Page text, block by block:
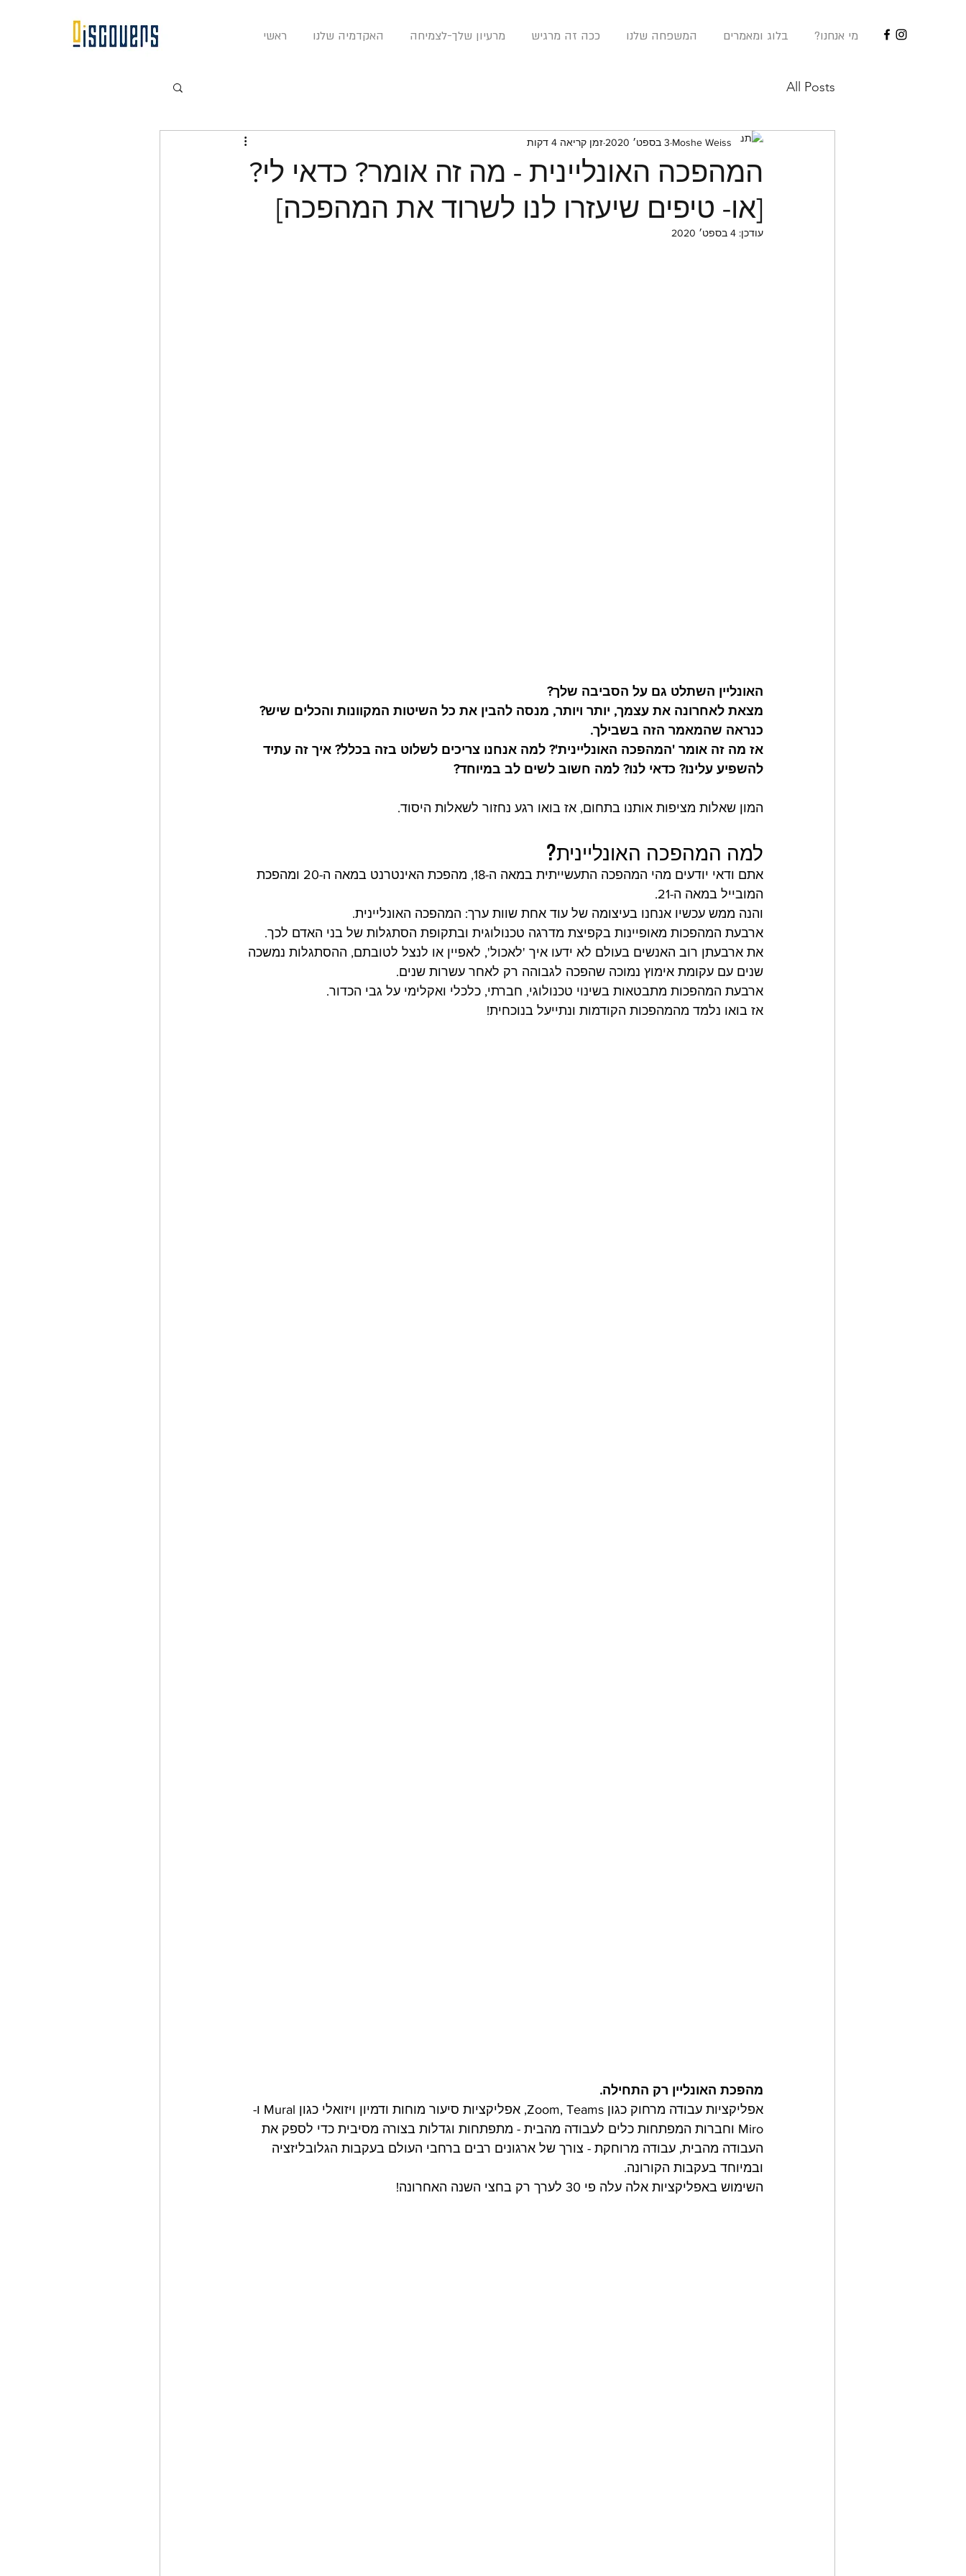
ראשי האקדמיה שלנו מרעיון שלך-לצמיחה ככה זה מרגיש המשפחה שלנו בלוג ומאמרים ?מי אנחנו
All Posts
המהפכה האונליינית - מה זה אומר? כדאי לי?
[או- טיפים שיעזרו לנו לשרוד את המהפכה]
Moshe Weiss 3 בספט׳ 2020 זמן קריאה 4 דקות
עודכן: 4 בספט׳ 2020
האונליין השתלט גם על הסביבה שלך?
מצאת לאחרונה את עצמך, יותר ויותר, מנסה להבין את כל השיטות המקוונות והכלים שיש?
כנראה שהמאמר הזה בשבילך.
אז מה זה אומר 'המהפכה האונליינית'? למה אנחנו צריכים לשלוט בזה בכלל? איך זה עתיד
להשפיע עלינו? כדאי לנו? למה חשוב לשים לב במיוחד?
המון שאלות מציפות אותנו בתחום, אז בואו רגע נחזור לשאלות היסוד.
למה המהפכה האונליינית?
אתם ודאי יודעים מהי המהפכה התעשייתית במאה ה-18, מהפכת האינטרנט במאה ה-20 ומהפכת
המובייל במאה ה-21.
והנה ממש עכשיו אנחנו בעיצומה של עוד אחת שוות ערך: המהפכה האונליינית.
ארבעת המהפכות מאופיינות בקפיצת מדרגה טכנולוגית ובתקופת הסתגלות של בני האדם לכך.
את ארבעתן רוב האנשים בעולם לא ידעו איך 'לאכול', לאפיין או לנצל לטובתם, ההסתגלות נמשכה
שנים עם עקומת אימוץ נמוכה שהפכה לגבוהה רק לאחר עשרות שנים.
ארבעת המהפכות מתבטאות בשינוי טכנולוגי, חברתי, כלכלי ואקלימי על גבי הכדור.
אז בואו נלמד מהמהפכות הקודמות ונתייעל בנוכחית!
מהפכת האונליין רק התחילה.
אפליקציות עבודה מרחוק כגון Zoom, Teams, אפליקציות סיעור מוחות ודמיון ויזואלי כגון Mural ו-
Miro וחברות המפתחות כלים לעבודה מהבית - מתפתחות וגדלות בצורה מסיבית כדי לספק את
העבודה מהבית, עבודה מרוחקת - צורך של ארגונים רבים ברחבי העולם בעקבות הגלובליזציה
ובמיוחד בעקבות הקורונה.
השימוש באפליקציות אלה עלה פי 30 לערך רק בחצי השנה האחרונה!